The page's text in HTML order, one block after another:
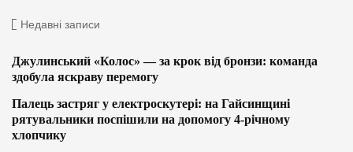
Недавні записи
Джулинський «Колос» — за крок від бронзи: команда
здобула яскраву перемогу
Палець застряг у електроскутері: на Гайсинщині
рятувальники поспішили на допомогу 4-річному
хлопчику